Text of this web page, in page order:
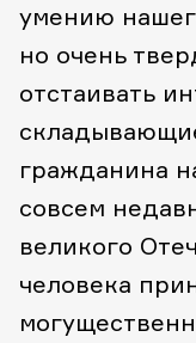
умению
но очень
отстаивать
гражданина
совсем
великого
человека